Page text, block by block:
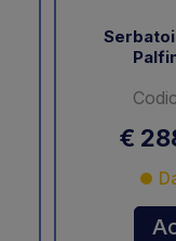
€